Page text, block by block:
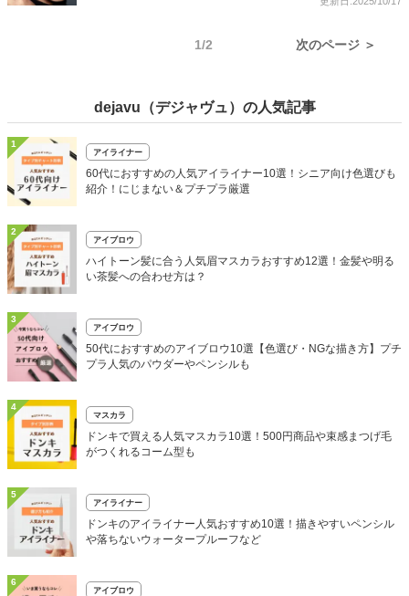
1/2 次のページ ＞
dejavu（デジャヴュ）の人気記事
1
アイライナー
60代におすすめの人気アイライナー10選！シニア向け色選びも
紹介！にじまない＆プチプラ厳選
2
アイブロウ
ハイトーン髪に合う人気眉マスカラおすすめ12選！金髪や明る
い茶髪への合わせ方は？
3
アイブロウ
50代におすすめのアイブロウ10選【色選び・NGな描き方】プチ
プラ人気のパウダーやペンシルも
4
マスカラ
ドンキで買える人気マスカラ10選！500円商品や束感まつげ毛
がつくれるコーム型も
5
アイライナー
ドンキのアイライナー人気おすすめ10選！描きやすいペンシル
や落ちないウォータープルーフなど
6
アイブロウ